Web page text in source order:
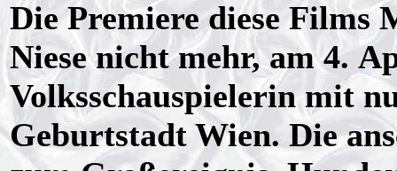
Die Premiere diese Films
Niese nicht mehr, am 4.
Volksschauspielerin mit
Geburtstadt Wien. Die